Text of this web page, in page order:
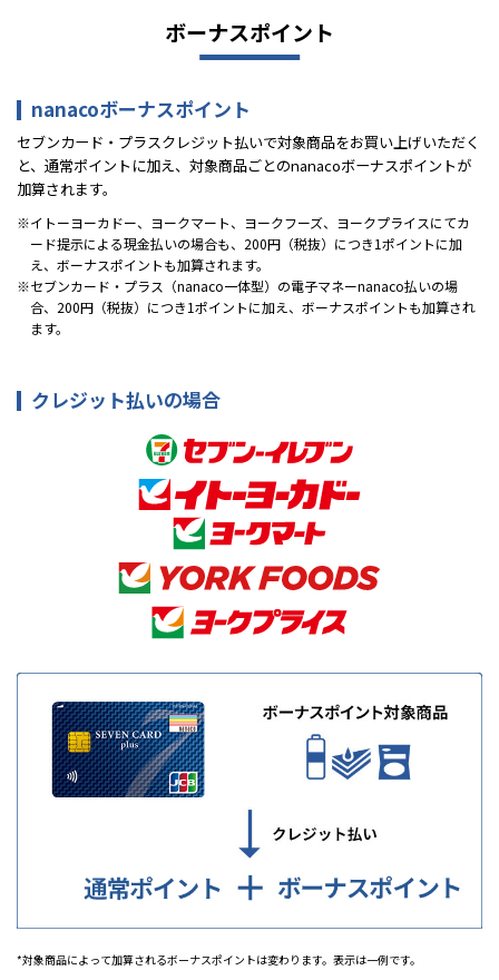
ボーナスポイント
nanacoボーナスポイント
セブンカード・プラスクレジット払いで対象商品をお買い上げいただく
と、通常ポイントに加え、対象商品ごとのnanacoボーナスポイントが
加算されます。
イトーヨーカドー、ヨークマート、ヨークフーズ、ヨークプライスにてカ
ード提示による現金払いの場合も、200円（税抜）につき1ポイントに加
え、ボーナスポイントも加算されます。
セブンカード・プラス（nanaco一体型）の電子マネーnanaco払いの場
合、200円（税抜）につき1ポイントに加え、ボーナスポイントも加算され
ます。
クレジット払いの場合
*対象商品によって加算されるボーナスポイントは変わります。表示は一例です。